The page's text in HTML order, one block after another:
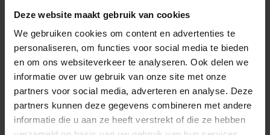
Deze website maakt gebruik van cookies
We gebruiken cookies om content en advertenties te
personaliseren, om functies voor social media te bieden
en om ons websiteverkeer te analyseren. Ook delen we
informatie over uw gebruik van onze site met onze
partners voor social media, adverteren en analyse. Deze
partners kunnen deze gegevens combineren met andere
informatie die u aan ze heeft verstrekt of die ze hebben